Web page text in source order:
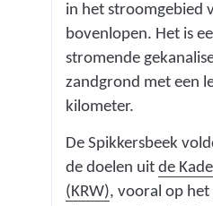
in het stroomgebied
bovenlopen. Het is
stromende
zandgrond met een
kilometer.
De Spikkersbeek
de doelen uit de
(KRW), vooral op het